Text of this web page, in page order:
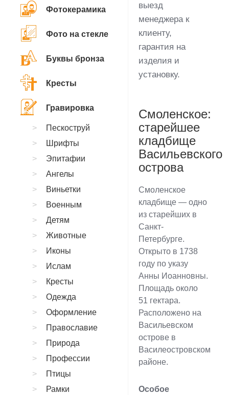
выезд
менеджера к
клиенту,
гарантия на
изделия и
установку.
Смоленское:
старейшее
кладбище
Васильевского
острова
Смоленское
кладбище — одно
из старейших в
Санкт-
Петербурге.
Открыто в 1738
году по указу
Анны Иоанновны.
Площадь около
51 гектара.
Расположено на
Васильевском
острове в
Василеостровском
районе.
Особое
Фотокерамика
Фото на стекле
Буквы бронза
Кресты
Гравировка
Пескоструй
Шрифты
Эпитафии
Ангелы
Виньетки
Военным
Детям
Животные
Иконы
Ислам
Кресты
Одежда
Оформление
Православие
Природа
Профессии
Птицы
Рамки